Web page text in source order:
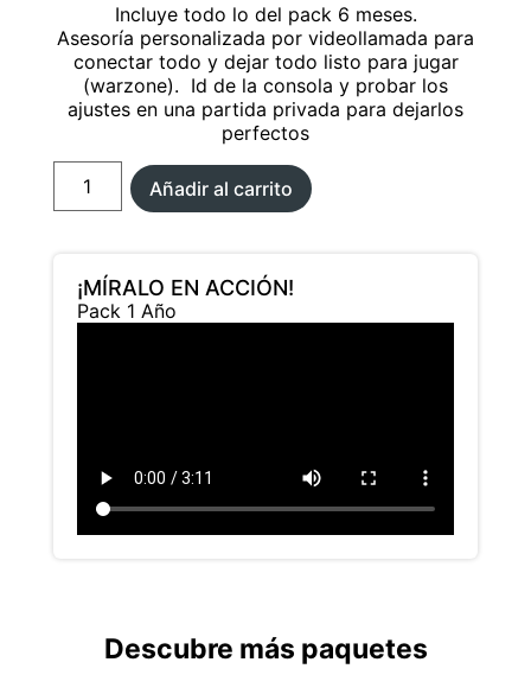
Incluye todo lo del pack 6 meses.
Asesoría personalizada por videollamada para
conectar todo y dejar todo listo para jugar
(warzone). Id de la consola y probar los
ajustes en una partida privada para dejarlos
perfectos
Añadir al carrito
¡MÍRALO EN ACCIÓN!
Pack 1 Año
Descubre más paquetes